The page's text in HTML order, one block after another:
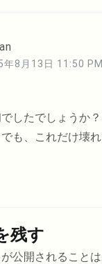
年8月13日 11:50 PM
したでしょうか
も、これだけ壊
残す
公開されることは